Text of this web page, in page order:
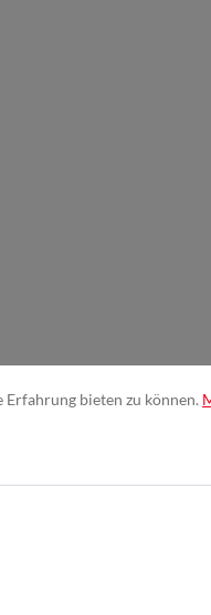
bieten zu können.